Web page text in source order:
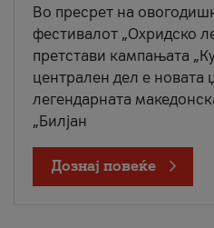
Во пресрет на
фестивалот „Охридско
претстави кампањата
централен дел е новата
легендарната
„Билјан
Дознај повеќе